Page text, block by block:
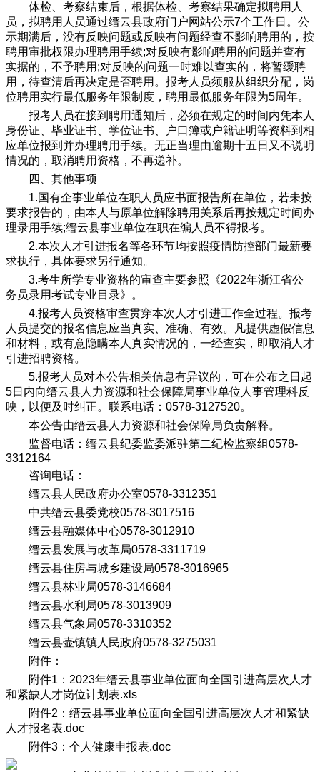
体检、考察结束后，根据体检、考察结果确定拟聘用人
员，拟聘用人员通过缙云县政府门户网站公示7个工作日。公
示期满后，没有反映问题或反映有问题经查不影响聘用的，按
聘用审批权限办理聘用手续;对反映有影响聘用的问题并查有
实据的，不予聘用;对反映的问题一时难以查实的，将暂缓聘
用，待查清后再决定是否聘用。报考人员须服从组织分配，岗
位聘用实行最低服务年限制度，聘用最低服务年限为5周年。
报考人员在接到聘用通知后，必须在规定的时间内凭本人
身份证、毕业证书、学位证书、户口簿或户籍证明等资料到相
应单位报到并办理聘用手续。无正当理由逾期十五日又不说明
情况的，取消聘用资格，不再递补。
四、其他事项
1.国有企事业单位在职人员应书面报告所在单位，若未按
要求报告的，由本人与原单位解除聘用关系后再按规定时间办
理录用手续;缙云县事业单位在职在编人员不得报考。
2.本次人才引进报名等各环节均按照疫情防控部门最新要
求执行，具体要求另行通知。
3.考生所学专业资格的审查主要参照《2022年浙江省公
务员录用考试专业目录》。
4.报考人员资格审查贯穿本次人才引进工作全过程。报考
人员提交的报名信息应当真实、准确、有效。凡提供虚假信息
和材料，或有意隐瞒本人真实情况的，一经查实，即取消人才
引进招聘资格。
5.报考人员对本公告相关信息有异议的，可在公布之日起
5日内向缙云县人力资源和社会保障局事业单位人事管理科反
映，以便及时纠正。联系电话：0578-3127520。
本公告由缙云县人力资源和社会保障局负责解释。
监督电话：缙云县纪委监委派驻第二纪检监察组0578-
3312164
咨询电话：
缙云县人民政府办公室0578-3312351
中共缙云县委党校0578-3017516
缙云县融媒体中心0578-3012910
缙云县发展与改革局0578-3311719
缙云县住房与城乡建设局0578-3016965
缙云县林业局0578-3146684
缙云县水利局0578-3013909
缙云县气象局0578-3310352
缙云县壶镇镇人民政府0578-3275031
附件：
附件1：2023年缙云县事业单位面向全国引进高层次人才
和紧缺人才岗位计划表.xls
附件2：缙云县事业单位面向全国引进高层次人才和紧缺
人才报名表.doc
附件3：个人健康申报表.doc